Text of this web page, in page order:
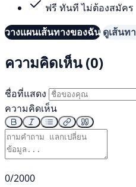
ฟรี ทันที ไม่ต้องสมัคร
วางแผนเส้นทางของฉัน ดูเส้นท
ความคิดเห็น (0)
ชื่อที่แสดง
ความคิดเห็น
0/2000